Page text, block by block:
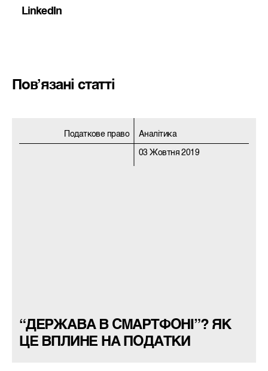
LinkedIn
Пов’язані статті
Податкове право Аналітика
03 Жовтня 2019
“ДЕРЖАВА В СМАРТФОНІ”? ЯК
ЦЕ ВПЛИНЕ НА ПОДАТКИ